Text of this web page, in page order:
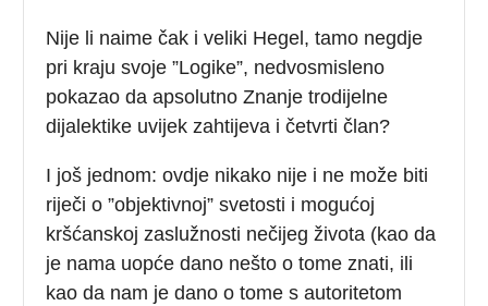
Nije li naime čak i veliki Hegel, tamo negdje
pri kraju svoje ”Logike”, nedvosmisleno
pokazao da apsolutno Znanje trodijelne
dijalektike uvijek zahtijeva i četvrti član?
I još jednom: ovdje nikako nije i ne može biti
riječi o ”objektivnoj” svetosti i mogućoj
kršćanskoj zaslužnosti nečijeg života (kao da
je nama uopće dano nešto o tome znati, ili
kao da nam je dano o tome s autoritetom